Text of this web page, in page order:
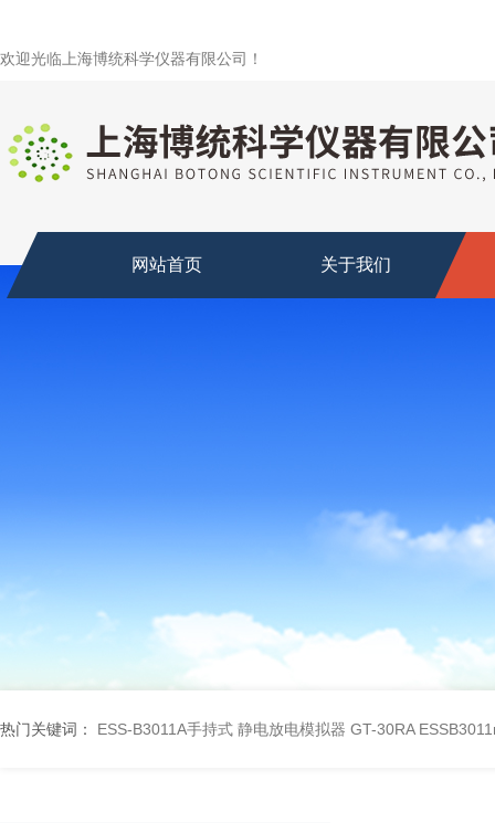
欢迎光临上海博统科学仪器有限公司！
网站首页 关于我们
热门关键词： ESS-B3011A手持式 静电放电模拟器 GT-30RA